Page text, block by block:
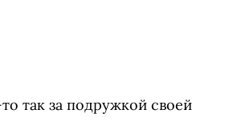
так за подружкой своей